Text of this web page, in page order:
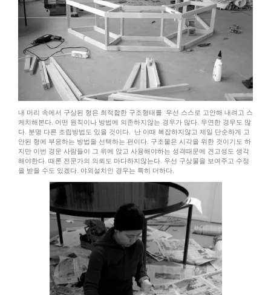
내 머리 속에서 구상된 형은 최적합한 구조형태를 우선 스스로 고안해 내려고 스
케치해본다. 어떤 원칙이나 방법에 의존하지않는 경우가 많다. 우연한 경우도 많
다. 분명 다른 조립방법도 있을 것이다. 난 이때 복잡하지않고 제일 단순하게 고
안된 형에 부응하는 방법을 선택하는 편이다. 구조물은 시각을 위한 것이기도 하
지만 이번 경운 사람들이 그 위에 앉고 사용해야하는 성격때문에 견고성도 생각
해야한다. 때론 전문가의 의뢰도 마다하지않는다. 우선 구상물을 보여주고 수정
을 받을 수도 있겠다. 야외설치인 경우는 특히 더하다.